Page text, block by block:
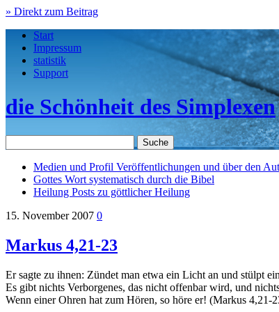
» Direkt zum Beitrag
Start
Impressum
statistik
Support
die Schönheit des Simplexen
Medien und Profil Veröffentlichungen und über den
Gottes Wort systematisch durch die Bibel
Heilung Posts zu göttlicher Heilung
15. November 2007 0
Markus 4,21-23
Er sagte zu ihnen: Zündet man etwa ein Licht an und stülpt
Es gibt nichts Verborgenes, das nicht offenbar wird, und
Wenn einer Ohren hat zum Hören, so höre er! (Markus 4,21-